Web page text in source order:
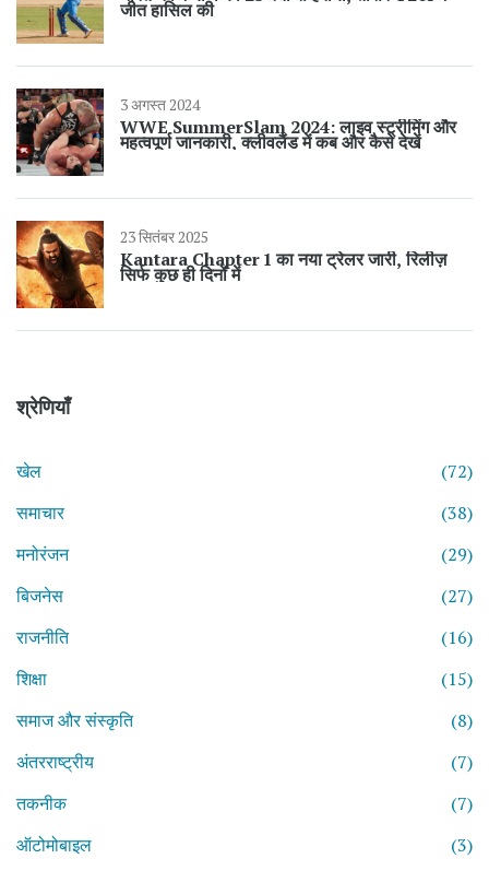
जीत हासिल की
3 अगस्त 2024
WWE SummerSlam 2024: लाइव स्ट्रीमिंग और
महत्वपूर्ण जानकारी, क्लीवलैंड में कब और कैसे देखें
23 सितंबर 2025
Kantara Chapter 1 का नया ट्रेलर जारी, रिलीज़
सिर्फ कुछ ही दिनों में
श्रेणियाँ
खेल
(72)
समाचार
(38)
मनोरंजन
(29)
बिजनेस
(27)
राजनीति
(16)
शिक्षा
(15)
समाज और संस्कृति
(8)
अंतरराष्ट्रीय
(7)
तकनीक
(7)
ऑटोमोबाइल
(3)